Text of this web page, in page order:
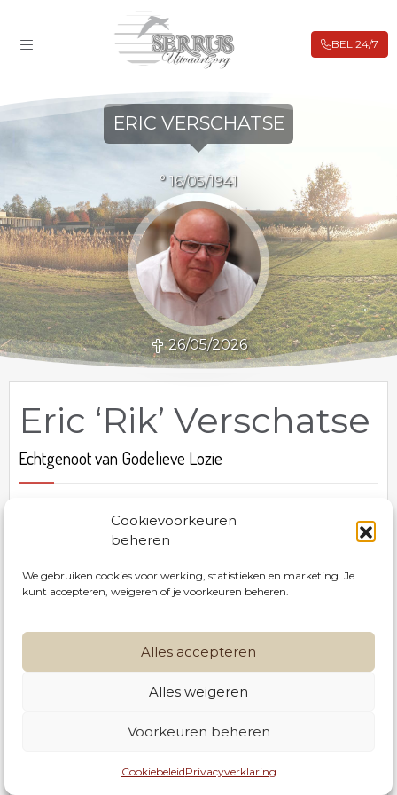
Cookievoorkeuren
beheren
We gebruiken cookies voor werking, statistieken en marketing. Je
kunt accepteren, weigeren of je voorkeuren beheren.
Alles accepteren
Alles weigeren
Voorkeuren beheren
CookiebeleidPrivacyverklaring
BIJ OVERLIJDEN
WEBSHOP
CONTACT
info@serrusnv.be
BEL 24/7
ERIC VERSCHATSE
° 16/05/1941
26/05/2026
Eric ‘Rik’ Verschatse
Echtgenoot van Godelieve Lozie
zijn geliefden is hij heengegaan te Menen op 26
zieken.
uitgenodigd, vindt plaats in de Sint-Vedastuskerk
te Menen, Rijselstraat
Rouwbrief